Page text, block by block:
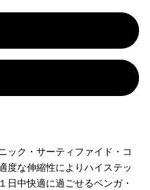
ック・サーティファイド・コ
度な伸縮性によりハイステッ
日中快適に過ごせるベンガ・